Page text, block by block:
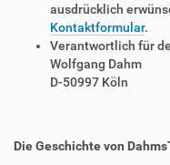
ausdrücklich
Kontaktformular.
Verantwortlich für
Wolfgang Dahm
D-50997 Köln
Die Geschichte von